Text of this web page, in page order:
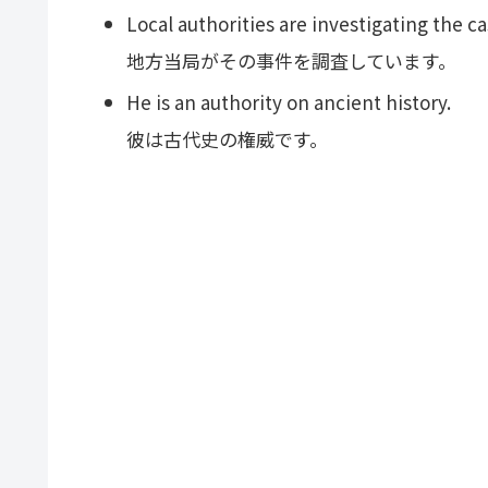
Local authorities are investigating the
地方当局がその事件を調査しています。
He is an authority on ancient history.
彼は古代史の権威です。